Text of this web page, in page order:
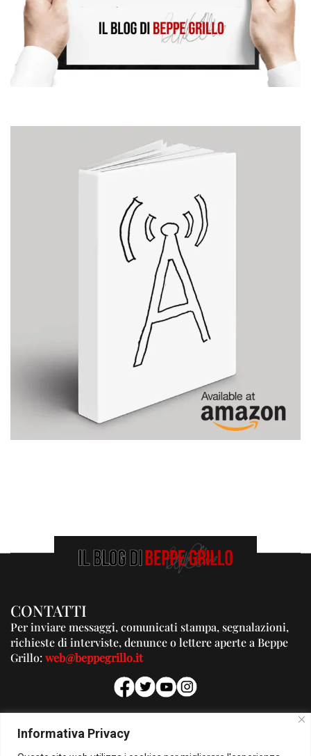
Informativa Privacy
CONTATTI
Per inviare messaggi, comunicati stampa, segnalazioni,
richieste di interviste, denunce o lettere aperte a Beppe
Grillo:web@beppegrillo.it
PUBBLICITA'
Per la tua pubblicità su questo Blog: